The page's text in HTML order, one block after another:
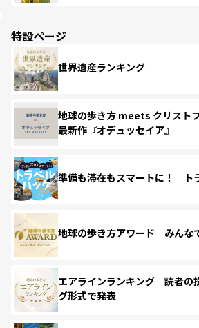
特設ページ
世界遺産ランキング
地球の歩き方 meets クリスト
最新作『オデュッセイア』
準備も滞在もスマートに！ ト
地球の歩き方アワード みんな
エアラインランキング 読者の
グ形式で発表